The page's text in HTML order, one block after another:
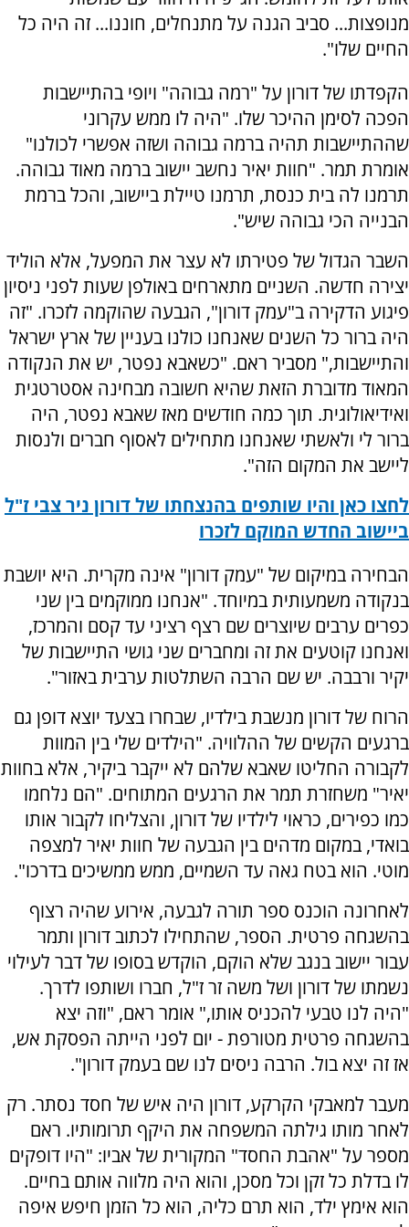
מנופצות... סביב הגנה על מתנחלים, חוננו... זה היה כל
החיים שלו".
הקפדתו של דורון על "רמה גבוהה" ויופי בהתיישבות
הפכה לסימן ההיכר שלו. "היה לו ממש עקרוני
שההתיישבות תהיה ברמה גבוהה ושזה אפשרי לכולנו"
אומרת תמר. "חוות יאיר נחשב יישוב ברמה מאוד גבוהה.
תרמנו לה בית כנסת, תרמנו טיילת ביישוב, והכל ברמת
הבנייה הכי גבוהה שיש".
השבר הגדול של פטירתו לא עצר את המפעל, אלא הוליד
יצירה חדשה. השניים מתארחים באולפן שעות לפני ניסיון
פיגוע הדקירה ב"עמק דורון", הגבעה שהוקמה לזכרו. "זה
היה ברור כל השנים שאנחנו כולנו בעניין של ארץ ישראל
והתיישבות," מסביר ראם. "כשאבא נפטר, יש את הנקודה
המאוד מדוברת הזאת שהיא חשובה מבחינה אסטרטגית
ואידיאולוגית. תוך כמה חודשים מאז שאבא נפטר, היה
ברור לי ולאשתי שאנחנו מתחילים לאסוף חברים ולנסות
ליישב את המקום הזה".
לחצו כאן והיו שותפים בהנצחתו של דורון ניר צבי ז"ל
ביישוב החדש המוקם לזכרו
הבחירה במיקום של "עמק דורון" אינה מקרית. היא יושבת
בנקודה משמעותית במיוחד. "אנחנו ממוקמים בין שני
כפרים ערבים שיוצרים שם רצף רציני עד קסם והמרכז,
ואנחנו קוטעים את זה ומחברים שני גושי התיישבות של
יקיר ורבבה. יש שם הרבה השתלטות ערבית באזור".
הרוח של דורון מנשבת בילדיו, שבחרו בצעד יוצא דופן גם
ברגעים הקשים של ההלוויה. "הילדים שלי בין המוות
לקבורה החליטו שאבא שלהם לא ייקבר ביקיר, אלא בחוות
יאיר" משחזרת תמר את הרגעים המתוחים. "הם נלחמו
כמו כפירים, כראוי לילדיו של דורון, והצליחו לקבור אותו
בואדי, במקום מדהים בין הגבעה של חוות יאיר למצפה
מוטי. הוא בטח גאה עד השמיים, ממש ממשיכים בדרכו".
לאחרונה הוכנס ספר תורה לגבעה, אירוע שהיה רצוף
בהשגחה פרטית. הספר, שהתחילו לכתוב דורון ותמר
עבור יישוב בנגב שלא הוקם, הוקדש בסופו של דבר לעילוי
נשמתו של דורון ושל משה זר ז"ל, חברו ושותפו לדרך.
"היה לנו טבעי להכניס אותו," אומר ראם, "וזה יצא
בהשגחה פרטית מטורפת - יום לפני הייתה הפסקת אש,
אז זה יצא בול. הרבה ניסים לנו שם בעמק דורון".
מעבר למאבקי הקרקע, דורון היה איש של חסד נסתר. רק
לאחר מותו גילתה המשפחה את היקף תרומותיו. ראם
מספר על "אהבת החסד" המקורית של אביו: "היו דופקים
לו בדלת כל זקן וכל מסכן, והוא היה מלווה אותם בחיים.
הוא אימץ ילד, הוא תרם כליה, הוא כל הזמן חיפש איפה